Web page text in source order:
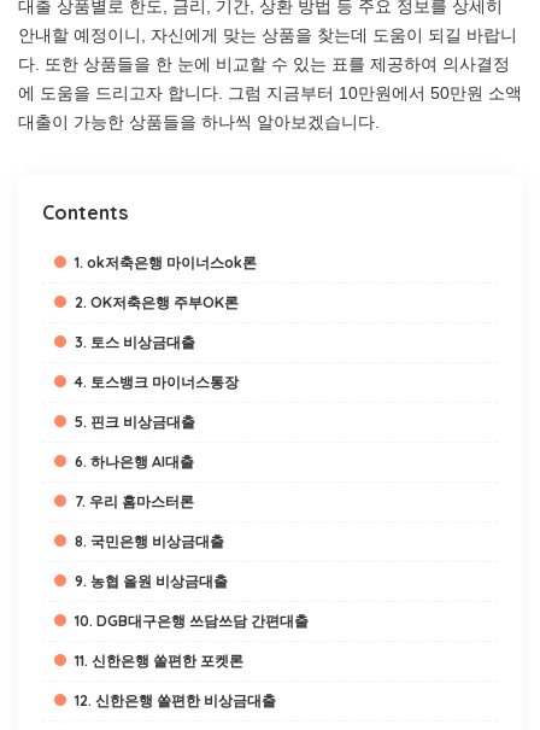
대출 상품별로 한도, 금리, 기간, 상환 방법 등 주요 정보를 상세히
안내할 예정이니, 자신에게 맞는 상품을 찾는데 도움이 되길 바랍니
다. 또한 상품들을 한 눈에 비교할 수 있는 표를 제공하여 의사결정
에 도움을 드리고자 합니다. 그럼 지금부터 10만원에서 50만원 소액
대출이 가능한 상품들을 하나씩 알아보겠습니다.
Contents
1. ok저축은행 마이너스ok론
2. OK저축은행 주부OK론
3. 토스 비상금대출
4. 토스뱅크 마이너스통장
5. 핀크 비상금대출
6. 하나은행 AI대출
7. 우리 홈마스터론
8. 국민은행 비상금대출
9. 농협 올원 비상금대출
10. DGB대구은행 쓰담쓰담 간편대출
11. 신한은행 쏠편한 포켓론
12. 신한은행 쏠편한 비상금대출